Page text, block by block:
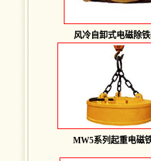
风冷自卸式电磁除
MW5系列起重电磁